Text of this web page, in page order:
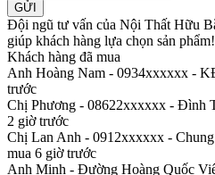
GỬI
Đội ngũ tư vấn của Nội Thất Hữu
giúp khách hàng lựa chọn sản phẩm!
Khách hàng đã mua
Anh Hoàng Nam - 0934xxxxxx -
trước
Chị Phương - 08622xxxxxx - Đình
2 giờ trước
Chị Lan Anh - 0912xxxxxx -
mua 6 giờ trước
Anh Minh - Đường Hoàng Quốc